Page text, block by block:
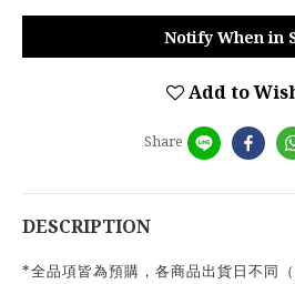
Notify When in
Add to
Share
DESCRIPTION
*全品項皆為預購，各商品出貨日不同